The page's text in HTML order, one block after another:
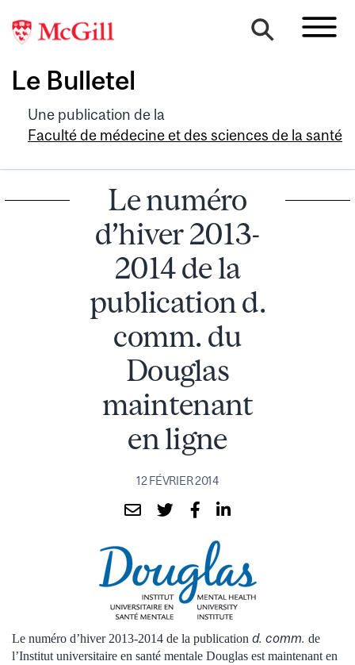
Le Bulletel
Une publication de la
Faculté de médecine et des sciences de la santé
Le numéro
d’hiver 2013-
2014 de la
publication d.
comm. du
Douglas
maintenant
en ligne
12 FÉVRIER 2014
Le numéro d’hiver 2013-2014 de la publication d. comm. de
l’Institut universitaire en santé mentale Douglas est maintenant en